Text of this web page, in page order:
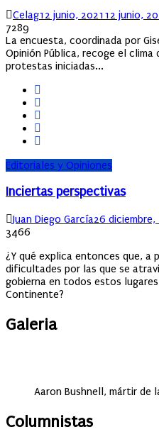
Author
CelagPosted
12 junio, 202112 junio,
7289
La encuesta, coordinada por
Opinión Pública, recoge el clima
protestas iniciadas...
Editoriales y Opiniones
Inciertas perspectivas
Author
Juan Diego GarcíaPosted
26 diciembre,
3466
¿Y qué explica entonces que, a
dificultades por las que se
gobierna en todos estos
Continente?
Galeria
Aaron Bushnell, mártir de
Columnistas